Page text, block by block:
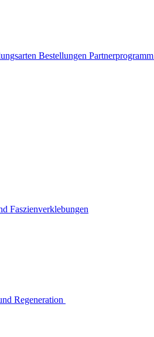
Bestellungen Partnerprogramm
Faszienverklebungen
Regeneration